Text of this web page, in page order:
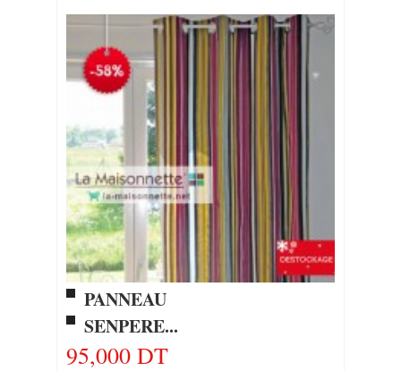
PANNEAU
SENPERE...
95,000 DT